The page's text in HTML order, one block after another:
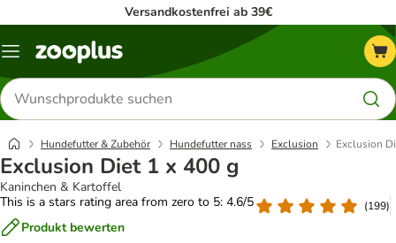
Versandkostenfrei ab 39€
Menü
Produkte
suchen
Hundefutter & Zubehör Hundefutter nass Exclusion Exclusion
Exclusion Diet 1 x 400 g
Kaninchen & Kartoffel
This is a stars rating area from zero to 5: 4.6/5
(199)
Produkt bewerten